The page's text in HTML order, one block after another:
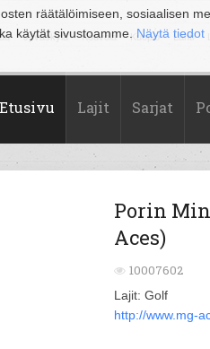
räätälöimiseen, sosiaalisen
käytät sivustoamme. Näytä tiedot
Jyväskylä Kouvola Kuopio Lahti
Etusivu Lajit Sarjat
Porin
Aces)
10007602
Lajit: Golf
http://www.mg-